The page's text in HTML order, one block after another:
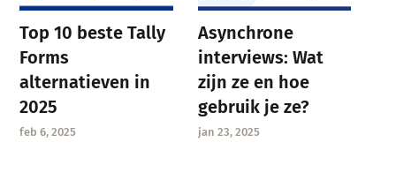
Top 10 beste Tally
Forms
alternatieven in
2025
feb 6, 2025
Asynchrone
interviews: Wat
zijn ze en hoe
gebruik je ze?
jan 23, 2025